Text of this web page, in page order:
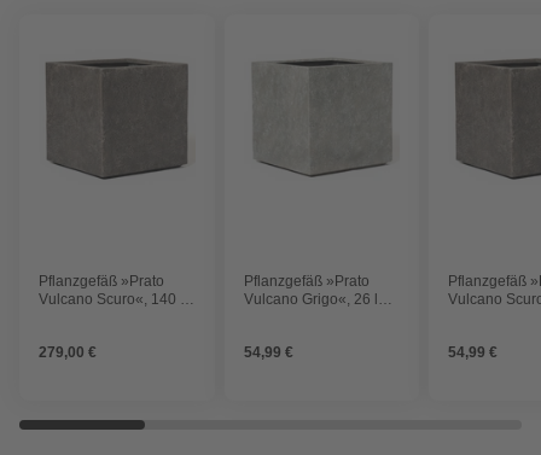
Pflanzgefäß »Prato
Vulcano Scuro«, 140 l
279,00 €
Pflanzgefäß »Prato
Vulcano Grigo«, 26 l
54,99 €
Pflanzgefäß
Vulcano
54,99 €